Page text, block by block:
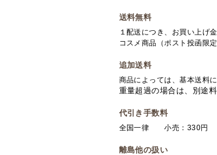
送料無料
１配送につき、お買い上げ
コスメ商品（ポスト投函限
追加送料
商品によっては、基本送料
重量超過の場合は、別途
代引き手数料
全国一律 小売：330
離島他の扱い